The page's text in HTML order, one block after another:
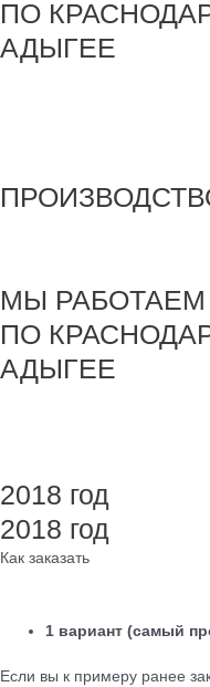
ПО
АДЫГЕЕ
МЫ РАБОТАЕМ
ПО
АДЫГЕЕ
2018 год
2018 год
Как заказать
1 вариант (самый
Если вы к примеру ранее